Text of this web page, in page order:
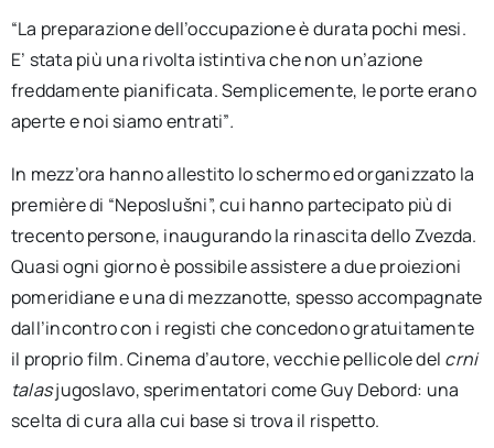
“La preparazione dell’occupazione è durata pochi mesi.
E’ stata più una rivolta istintiva che non un’azione
freddamente pianificata. Semplicemente, le porte erano
aperte e noi siamo entrati”.
In mezz’ora hanno allestito lo schermo ed organizzato la
première di “Neposlušni”, cui hanno partecipato più di
trecento persone, inaugurando la rinascita dello Zvezda.
Quasi ogni giorno è possibile assistere a due proiezioni
pomeridiane e una di mezzanotte, spesso accompagnate
dall’incontro con i registi che concedono gratuitamente
il proprio film. Cinema d’autore, vecchie pellicole del crni
talasjugoslavo, sperimentatori come Guy Debord: una
scelta di cura alla cui base si trova il rispetto.